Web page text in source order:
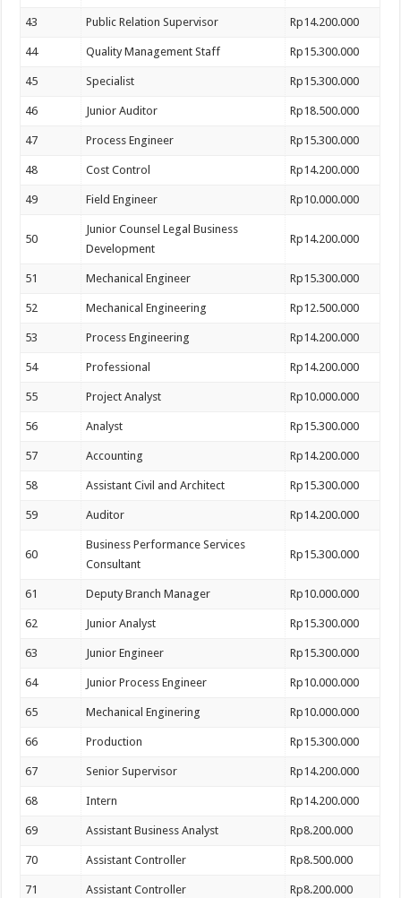
43 Public Relation Supervisor Rp14.200.000
44 Quality Management Staff Rp15.300.000
45 Specialist Rp15.300.000
46 Junior Auditor Rp18.500.000
47 Process Engineer Rp15.300.000
48 Cost Control Rp14.200.000
49 Field Engineer Rp10.000.000
50
Junior Counsel Legal Business
Development
Rp14.200.000
51 Mechanical Engineer Rp15.300.000
52 Mechanical Engineering Rp12.500.000
53 Process Engineering Rp14.200.000
54 Professional Rp14.200.000
55 Project Analyst Rp10.000.000
56 Analyst Rp15.300.000
57 Accounting Rp14.200.000
58 Assistant Civil and Architect Rp15.300.000
59 Auditor Rp14.200.000
60
Business Performance Services
Consultant
Rp15.300.000
61 Deputy Branch Manager Rp10.000.000
62 Junior Analyst Rp15.300.000
63 Junior Engineer Rp15.300.000
64 Junior Process Engineer Rp10.000.000
65 Mechanical Enginering Rp10.000.000
66 Production Rp15.300.000
67 Senior Supervisor Rp14.200.000
68 Intern Rp14.200.000
69 Assistant Business Analyst Rp8.200.000
70 Assistant Controller Rp8.500.000
71 Assistant Controller Rp8.200.000